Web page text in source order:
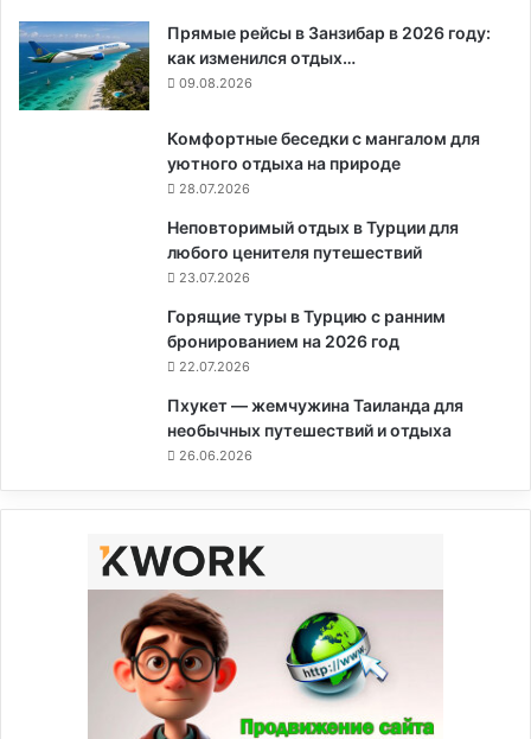
Прямые рейсы в Занзибар в 2026 году:
как изменился отдых…
09.08.2026
Комфортные беседки с мангалом для
уютного отдыха на природе
28.07.2026
Неповторимый отдых в Турции для
любого ценителя путешествий
23.07.2026
Горящие туры в Турцию с ранним
бронированием на 2026 год
22.07.2026
Пхукет — жемчужина Таиланда для
необычных путешествий и отдыха
26.06.2026